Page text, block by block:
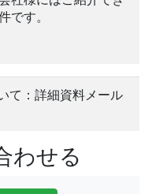
です。
て：詳細資料メール
わせる